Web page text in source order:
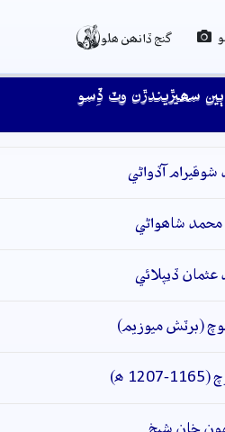
گنج ڏانھن ھلو
سھيڙيندڙن وٽ ڏِسو
شوقيرام آڏواڻي
محمد شاھواڻي
ڏيپلائي
(برٽش ميوزيم)
ھ)